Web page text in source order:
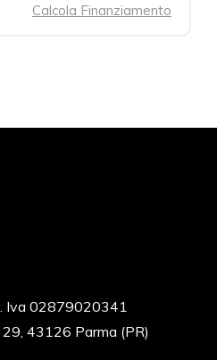
Calcola Finanziamento
Iva 02879020341
29, 43126 Parma (PR)